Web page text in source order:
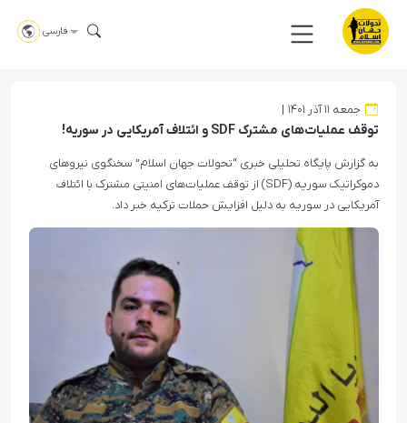
فارسی
جمعه ۱۱ آذر ۱۴۰۱
توقف عملیات‌های مشترک SDF و ائتلاف آمریکایی در سوریه!
به گزارش پایگاه تحلیلی خبری “تحولات جهان اسلام” سخنگوی نیروهای
دموکراتیک سوریه (SDF) از توقف عملیات‌های امنیتی مشترک با ائتلاف
آمریکایی در سوریه به دلیل افزایش حملات ترکیه خبر داد.